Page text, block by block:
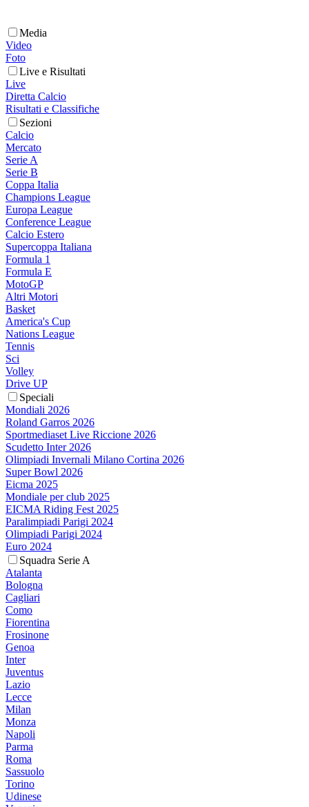
Media
Video
Foto
Live e Risultati
Live
Diretta Calcio
Risultati e Classifiche
Sezioni
Calcio
Mercato
Serie A
Serie B
Coppa Italia
Champions League
Europa League
Conference League
Calcio Estero
Supercoppa Italiana
Formula 1
Formula E
MotoGP
Altri Motori
Basket
America's Cup
Nations League
Tennis
Sci
Volley
Drive UP
Speciali
Mondiali 2026
Roland Garros 2026
Sportmediaset Live Riccione 2026
Scudetto Inter 2026
Olimpiadi Invernali Milano Cortina 2026
Super Bowl 2026
Eicma 2025
Mondiale per club 2025
EICMA Riding Fest 2025
Paralimpiadi Parigi 2024
Olimpiadi Parigi 2024
Euro 2024
Squadra Serie A
Atalanta
Bologna
Cagliari
Como
Fiorentina
Frosinone
Genoa
Inter
Juventus
Lazio
Lecce
Milan
Monza
Napoli
Parma
Roma
Sassuolo
Torino
Udinese